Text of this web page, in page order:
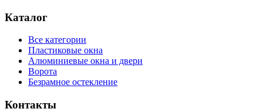
Каталог
Все категории
Пластиковые окна
Алюминиевые окна и двери
Ворота
Безрамное остекление
Контакты